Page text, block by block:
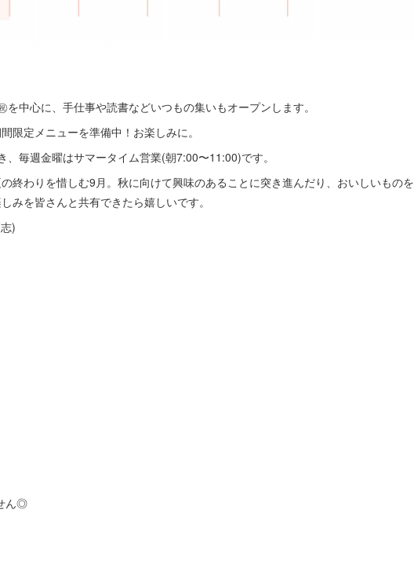
中心に、手仕事や読書などいつもの集いもオープンします。
限定メニューを準備中！お楽しみに。
毎週金曜はサマータイム営業(朝7:00〜11:00)です。
終わりを惜しむ9月。秋に向けて興味のあることに突き進んだり、おいしいものを
みを皆さんと共有できたら嬉しいです。
)
ん◎